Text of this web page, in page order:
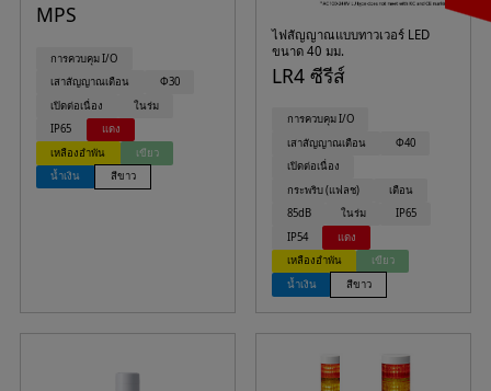
MPS
การควบคุม I/O
เสาสัญญาณเตือน
Φ30
เปิดต่อเนื่อง
ในร่ม
IP65
แดง
เหลืองอำพัน
เขียว
น้ำเงิน
สีขาว
ไฟสัญญาณแบบทาวเวอร์ LED
ขนาด 40 มม.
LR4 ซีรีส์
การควบคุม I/O
เสาสัญญาณเตือน
Φ40
เปิดต่อเนื่อง
กระพริบ (แฟลช)
เตือน
85dB
ในร่ม
IP65
IP54
แดง
เหลืองอำพัน
เขียว
น้ำเงิน
สีขาว